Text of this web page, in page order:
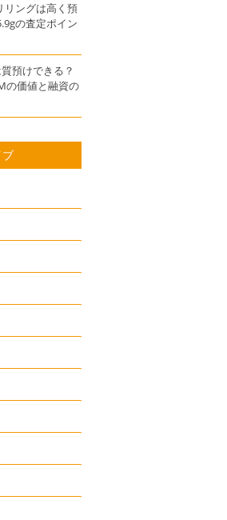
リングは高く預
の査定ポイン
預けできる？
の価値と融資の
ブ